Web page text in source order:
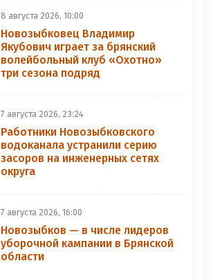
8 августа 2026, 10:00
Новозыбковец Владимир
Якубович играет за брянский
волейбольный клуб «Охотно»
три сезона подряд
7 августа 2026, 23:24
Работники Новозыбковского
водоканала устранили серию
засоров на инженерных сетях
округа
7 августа 2026, 16:00
Новозыбков — в числе лидеров
уборочной кампании в Брянской
области